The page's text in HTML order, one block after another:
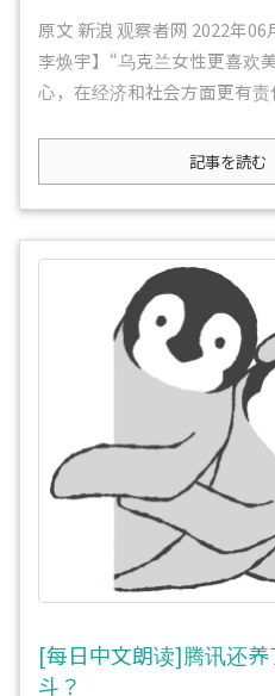
原文 新浪 观察者网 2022
李焕宇】“乌克兰女性更喜欢
心，在经济和社会方面更有责
記事を読む
[每日中文朗读]腾讯还
斗？